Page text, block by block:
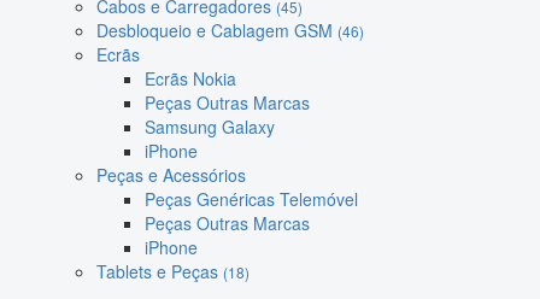
Cabos e Carregadores (45)
Desbloqueio e Cablagem GSM (46)
Ecrãs
Ecrãs Nokia
Peças Outras Marcas
Samsung Galaxy
iPhone
Peças e Acessórios
Peças Genéricas Telemóvel
Peças Outras Marcas
iPhone
Tablets e Peças (18)